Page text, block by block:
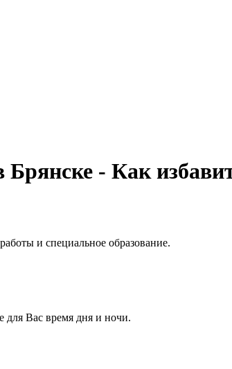
- Как
и специальное образование.
для Вас время дня и ночи.